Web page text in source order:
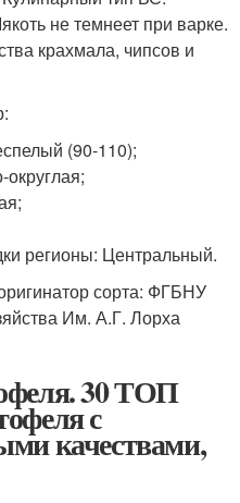
не темнеет при варке.
крахмала, чипсов и
(90-110);
регионы: Центральный.
сорта: ФГБНУ
Им. А.Г. Лорха
30 ТОП
с
качествами,